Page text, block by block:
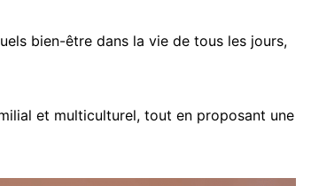
bien-être dans la vie de tous les jours,
et multiculturel, tout en proposant une